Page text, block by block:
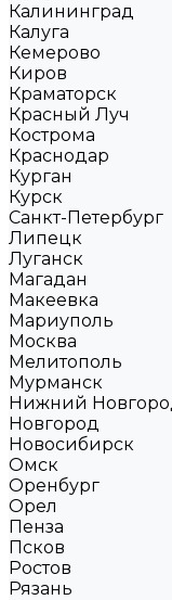
Калининград
Калуга
Кемерово
Киров
Краматорск
Красный Луч
Кострома
Краснодар
Курган
Курск
Санкт-Петербург
Липецк
Луганск
Магадан
Макеевка
Мариуполь
Москва
Мелитополь
Мурманск
Нижний
Новгород
Новосибирск
Омск
Оренбург
Орел
Пенза
Псков
Ростов
Рязань